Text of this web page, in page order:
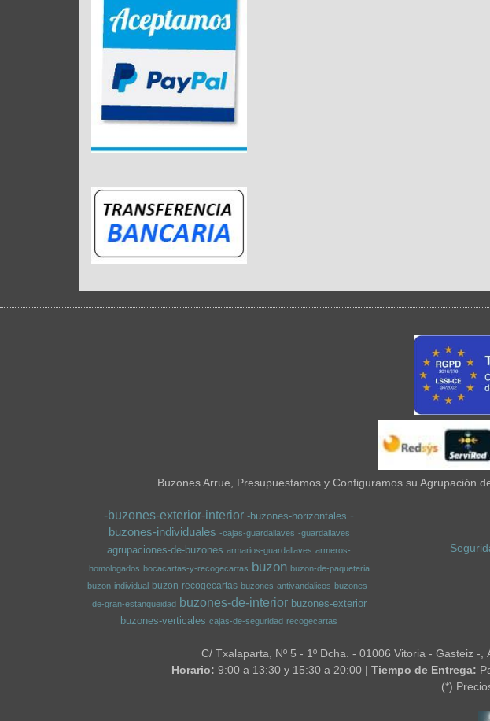
Buzones Arrue, Presupuestamos y Configuramos su Agrupación
-buzones-exterior-interior -buzones-horizontales -
buzones-individuales -cajas-guardallaves -guardallaves
agrupaciones-de-buzones armarios-guardallaves armeros-
homologados bocacartas-y-recogecartas buzon buzon-de-paqueteria
buzon-individual buzon-recogecartas buzones-antivandalicos buzones-
de-gran-estanqueidad buzones-de-interior buzones-exterior
buzones-verticales cajas-de-seguridad recogecartas
C/ Txalaparta, Nº 5 - 1º Dcha. - 01006 Vitoria - Gasteiz
Horario:9:00 a 13:30 y 15:30 a 20:00 |Tiempo de Entrega:
(*)